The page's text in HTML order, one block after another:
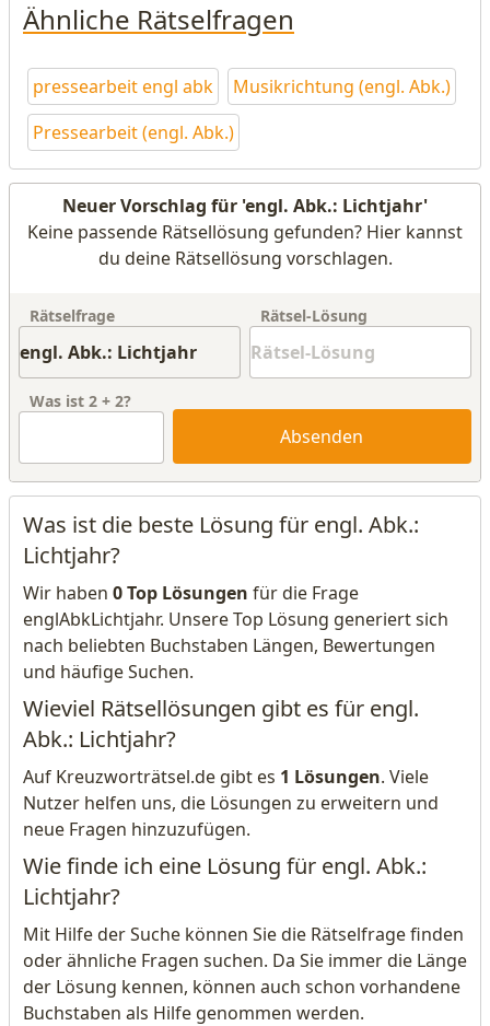
Ähnliche Rätselfragen
pressearbeit engl abk
Musikrichtung (engl. Abk.)
Pressearbeit (engl. Abk.)
Neuer Vorschlag für 'engl. Abk.: Lichtjahr'
Keine passende Rätsellösung gefunden? Hier kannst
du deine Rätsellösung vorschlagen.
Rätselfrage Rätsel-Lösung
Was ist 2 + 2?
Absenden
Was ist die beste Lösung für engl. Abk.:
Lichtjahr?
Wir haben 0 Top Lösungen für die Frage
englAbkLichtjahr. Unsere Top Lösung generiert sich
nach beliebten Buchstaben Längen, Bewertungen
und häufige Suchen.
Wieviel Rätsellösungen gibt es für engl.
Abk.: Lichtjahr?
Auf Kreuzworträtsel.de gibt es 1 Lösungen. Viele
Nutzer helfen uns, die Lösungen zu erweitern und
neue Fragen hinzuzufügen.
Wie finde ich eine Lösung für engl. Abk.:
Lichtjahr?
Mit Hilfe der Suche können Sie die Rätselfrage finden
oder ähnliche Fragen suchen. Da Sie immer die Länge
der Lösung kennen, können auch schon vorhandene
Buchstaben als Hilfe genommen werden.